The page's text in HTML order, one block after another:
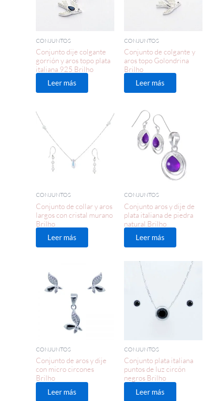
CONJUNTOS
Conjunto dije colgante
gorrión y aros topo plata
italiana 925 Brilho
Leer más
CONJUNTOS
Conjunto de colgante y
aros topo Golondrina
Brilho
Leer más
CONJUNTOS
Conjunto de collar y aros
largos con cristal murano
Brilho
Leer más
CONJUNTOS
Conjunto aros y dije de
plata italiana de piedra
natural Brilho
Leer más
CONJUNTOS
Conjunto de aros y dije
con micro circones
Brilho
Leer más
CONJUNTOS
Conjunto plata italiana
puntos de luz circón
negros Brilho
Leer más